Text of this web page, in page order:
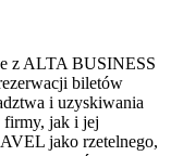
z ALTA BUSINESS
biletów
i uzyskiwania
firmy, jak i jej
jako rzetelnego,